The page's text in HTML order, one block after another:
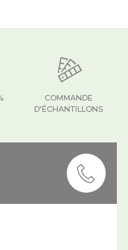
COMMANDE
D'ÉCHANTILLONS